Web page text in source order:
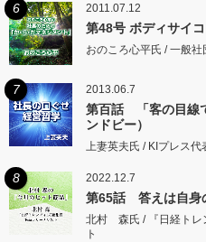
6 2011.07.12
第48号 ボディサイ
おのころ心平氏 / 一般
7 2013.06.7
第百話 「客の目線
ンドビー）
上妻英夫氏 / KIプレス代
8 2022.12.7
第65話 答えは自身
北村 森氏 / 『日経トレ
ト